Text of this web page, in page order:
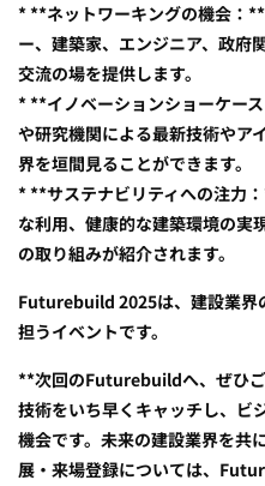
* **ネットワーキングの機会：
ー、建築家、エンジニア、政府
交流の場を提供します。
* **イノベーションショーケー
や研究機関による最新技術やア
界を垣間見ることができます。
* **サステナビリティへの注力
な利用、健康的な建築環境の実
の取り組みが紹介されます。
Futurebuild 2025は、建設業界
担うイベントです。
**次回のFuturebuildへ、ぜひ
技術をいち早くキャッチし、ビ
機会です。未来の建設業界を共
展・来場登録については、